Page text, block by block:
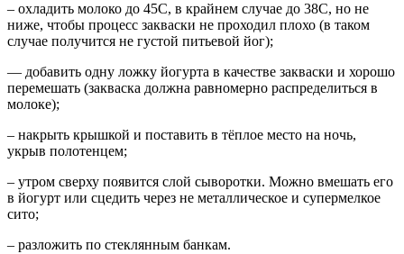
– охладить молоко до 45C, в крайнем случае до 38С, но не
ниже, чтобы процесс закваски не проходил плохо (в таком
случае получится не густой питьевой йог);
— добавить одну ложку йогурта в качестве закваски и хорошо
перемешать (закваска должна равномерно распределиться в
молоке);
– накрыть крышкой и поставить в тёплое место на ночь,
укрыв полотенцем;
– утром сверху появится слой сыворотки. Можно вмешать его
в йогурт или сцедить через не металлическое и супермелкое
сито;
– разложить по стеклянным банкам.